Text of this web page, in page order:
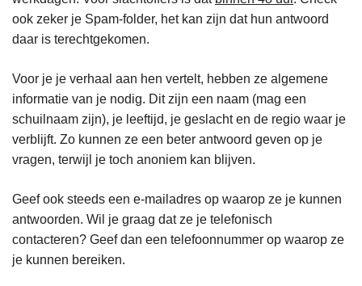
ook zeker je Spam-folder, het kan zijn dat hun antwoord
daar is terechtgekomen.
Voor je je verhaal aan hen vertelt, hebben ze algemene
informatie van je nodig. Dit zijn een naam (mag een
schuilnaam zijn), je leeftijd, je geslacht en de regio waar je
verblijft. Zo kunnen ze een beter antwoord geven op je
vragen, terwijl je toch anoniem kan blijven.
Geef ook steeds een e-mailadres op waarop ze je kunnen
antwoorden. Wil je graag dat ze je telefonisch
contacteren? Geef dan een telefoonnummer op waarop ze
je kunnen bereiken.